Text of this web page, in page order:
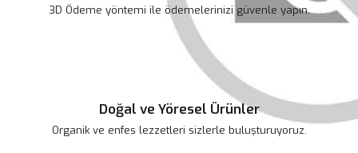
3D Ödeme yöntemi ile ödemelerinizi güvenle yapın.
Doğal ve Yöresel Ürünler
Organik ve enfes lezzetleri sizlerle buluşturuyoruz.